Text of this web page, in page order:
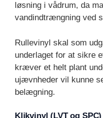
løsning i vådrum, da
vandindtrængning ved
Rullevinyl skal som
underlaget for at sikre
kræver et helt plant
ujævnheder vil kunne
belægning.
Klikvinyl (LVT og SPC)